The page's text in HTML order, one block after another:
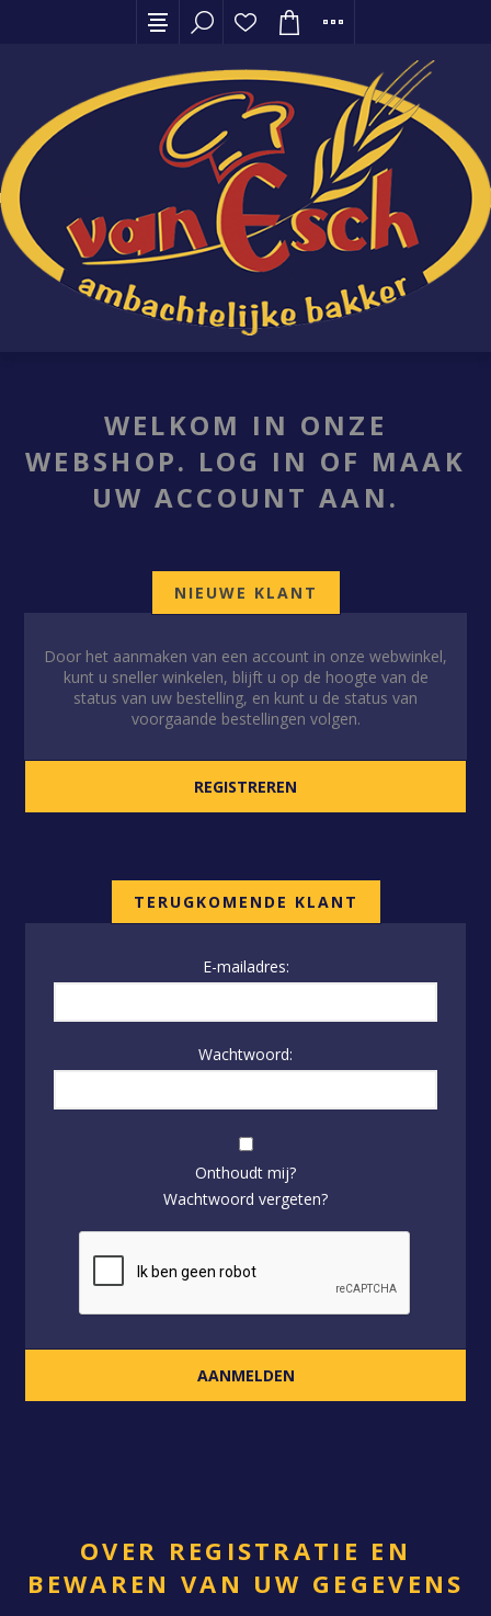
WELKOM IN ONZE
WEBSHOP. LOG IN OF MAAK
UW ACCOUNT AAN.
NIEUWE KLANT
Door het aanmaken van een account in onze webwinkel,
kunt u sneller winkelen, blijft u op de hoogte van de
status van uw bestelling, en kunt u de status van
voorgaande bestellingen volgen.
TERUGKOMENDE KLANT
E-mailadres:
Wachtwoord:
Onthoudt mij?
Wachtwoord vergeten?
OVER REGISTRATIE EN
BEWAREN VAN UW GEGEVENS